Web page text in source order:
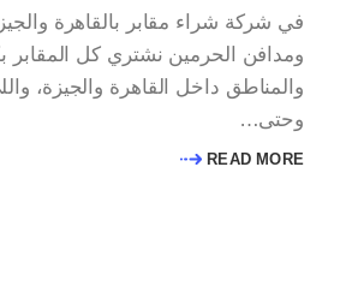
في شركة شراء مقابر بالقاهرة
ومدافن الحرمين نشتري كل المقابر
وحتى…
READ MORE